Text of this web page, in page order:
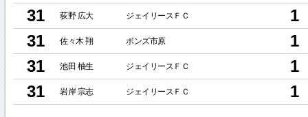
31
荻野 広大 ジェイリースＦＣ
1
31
佐々木 翔 ボンズ市原
1
31
池田 柚生 ジェイリースＦＣ
1
31
岩岸 宗志 ジェイリースＦＣ 1